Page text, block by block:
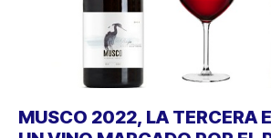
MUSCO 2022, LA TERCERA